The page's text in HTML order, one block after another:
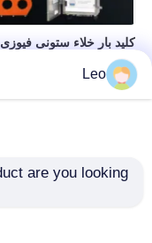
کلید بار خلاء ستونی فیوزی
سوئیچینگ ولتاژ متوسط
Leo
are you looking